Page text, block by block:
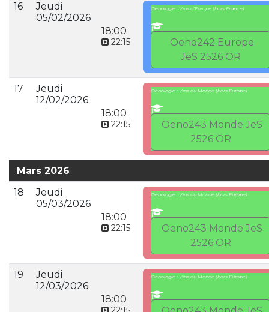
16
Jeudi
05/02/2026
18:00
22:15
Oenologie : Vins d'Europe (hors France)
Oeno242 Europe
JeS 2526 OR
17
Jeudi
12/02/2026
18:00
22:15
Oenologie : Vins du Monde (hors Europe)
Oeno243 Monde JeS
2526 OR
Mars 2026
18
Jeudi
05/03/2026
18:00
22:15
Oenologie : Vins du Monde (hors Europe)
Oeno243 Monde JeS
2526 OR
19
Jeudi
12/03/2026
18:00
Oenologie : Vins du Monde (hors Europe)